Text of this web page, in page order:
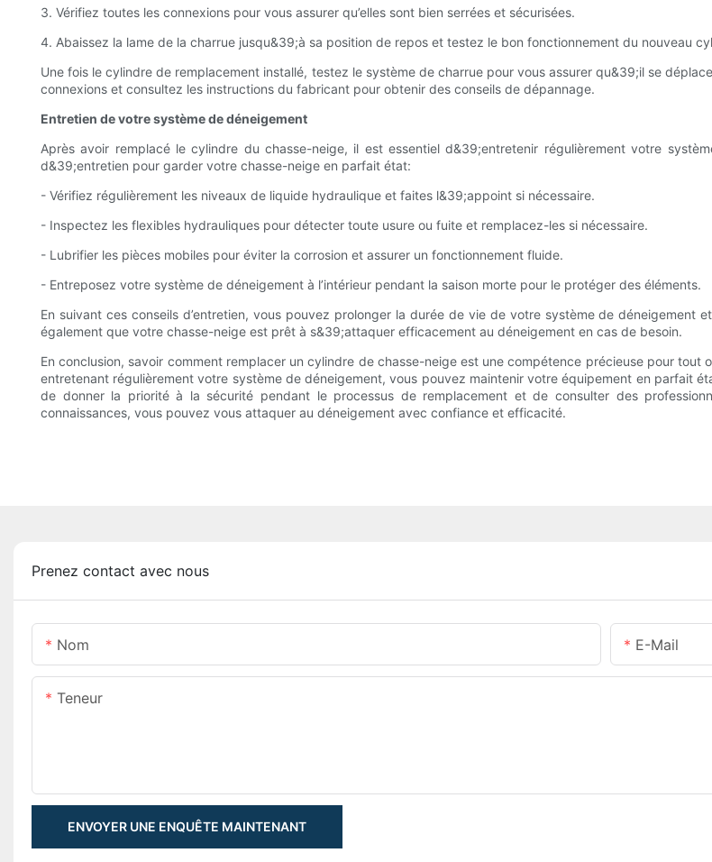
3. Vérifiez toutes les connexions pour vous assurer qu’elles sont bien serrées et sécurisées.
4. Abaissez la lame de la charrue jusqu&39;à sa position de repos et testez le bon fonctionnement du nouveau
Une fois le cylindre de remplacement installé, testez le système de charrue pour vous assurer qu&39;il se
connexions et consultez les instructions du fabricant pour obtenir des conseils de dépannage.
Entretien de votre système de déneigement
Après avoir remplacé le cylindre du chasse-neige, il est essentiel d&39;entretenir régulièrement votre
d&39;entretien pour garder votre chasse-neige en parfait état:
- Vérifiez régulièrement les niveaux de liquide hydraulique et faites l&39;appoint si nécessaire.
- Inspectez les flexibles hydrauliques pour détecter toute usure ou fuite et remplacez-les si nécessaire.
- Lubrifier les pièces mobiles pour éviter la corrosion et assurer un fonctionnement fluide.
- Entreposez votre système de déneigement à l’intérieur pendant la saison morte pour le protéger des éléments.
En suivant ces conseils d’entretien, vous pouvez prolonger la durée de vie de votre système de
également que votre chasse-neige est prêt à s&39;attaquer efficacement au déneigement en cas de besoin.
En conclusion, savoir comment remplacer un cylindre de chasse-neige est une compétence précieuse pour
entretenant régulièrement votre système de déneigement, vous pouvez maintenir votre équipement en parfait
de donner la priorité à la sécurité pendant le processus de remplacement et de consulter des
connaissances, vous pouvez vous attaquer au déneigement avec confiance et efficacité.
Prenez contact avec nous
Nom E-Mail
Teneur
ENVOYER UNE ENQUÊTE MAINTENANT